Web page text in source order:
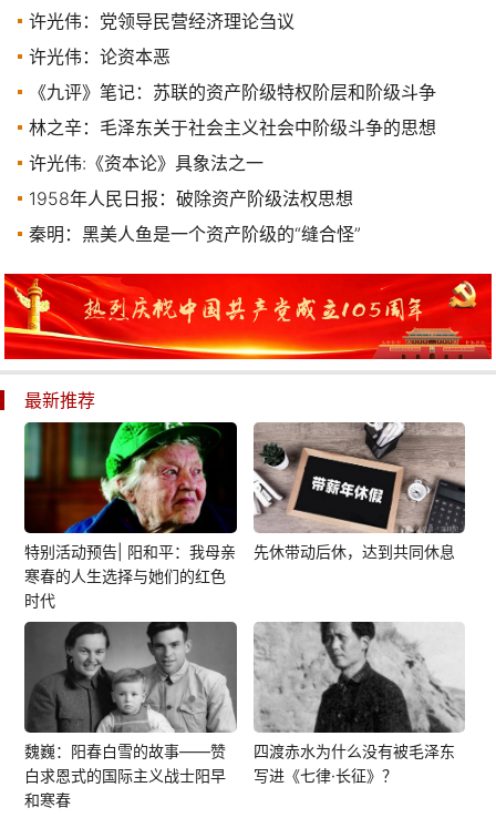
许光伟：党领导民营经济理论刍议
许光伟：论资本恶
《九评》笔记：苏联的资产阶级特权阶层和阶级斗争
林之辛：毛泽东关于社会主义社会中阶级斗争的思想
许光伟:《资本论》具象法之一
1958年人民日报：破除资产阶级法权思想
秦明：黑美人鱼是一个资产阶级的“缝合怪”
最新推荐
特别活动预告| 阳和平：我母亲
寒春的人生选择与她们的红色
时代
先休带动后休，达到共同休息
魏巍：阳春白雪的故事——赞
白求恩式的国际主义战士阳早
和寒春
四渡赤水为什么没有被毛泽东
写进《七律·长征》？